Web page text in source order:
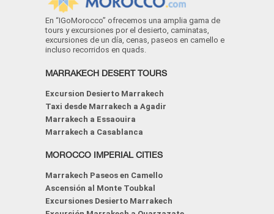
En “IGoMorocco” ofrecemos una amplia gama de
tours y excursiones por el desierto, caminatas,
excursiones de un día, cenas, paseos en camello e
incluso recorridos en quads.
MARRAKECH DESERT TOURS
Excursion Desierto Marrakech
Taxi desde Marrakech a Agadir
Marrakech a Essaouira
Marrakech a Casablanca
MOROCCO IMPERIAL CITIES
Marrakech Paseos en Camello
Ascensión al Monte Toubkal
Excursiones Desierto Marrakech